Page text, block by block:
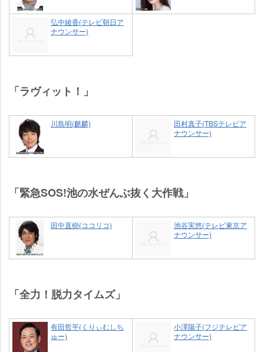
弘中綾香(テレビ朝日ア
ナウンサー)
「ラヴィット！」
川島明(麒麟)
田村真子(TBSテレビア
ナウンサー)
「緊急SOS!池の水ぜんぶ抜く大作戦」
田中直樹(ココリコ)
池谷実悠(テレビ東京ア
ナウンサー)
「全力！脱力タイムズ」
有田哲平(くりぃむしち
ゅー)
小澤陽子(フジテレビア
ナウンサー)